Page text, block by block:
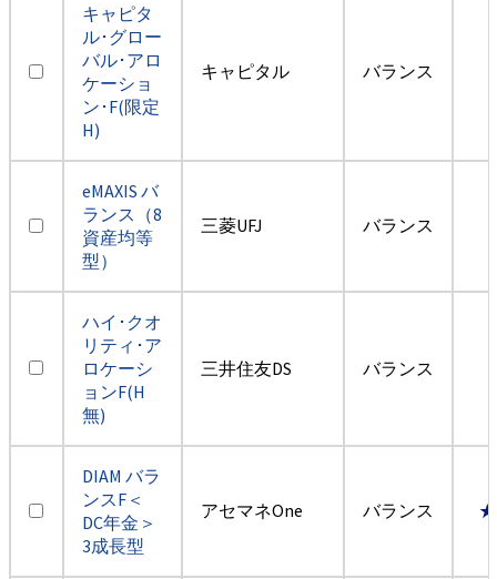
キャピタ
ル･グロー
バル･アロ
ケーショ
ン･F(限定
H)
キャピタル バランス
eMAXIS バ
ランス（8
資産均等
型）
三菱UFJ バランス
ハイ･クオ
リティ･ア
ロケーシ
ョンF(H
無)
三井住友DS バランス
DIAM バラ
ンスF＜
DC年金＞
3成長型
アセマネOne バランス